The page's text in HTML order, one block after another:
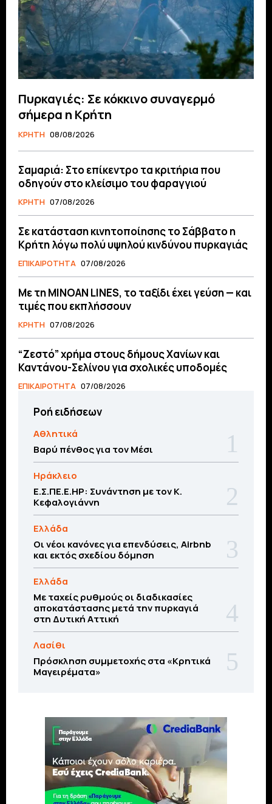
Πυρκαγιές: Σε κόκκινο συναγερμό
σήμερα η Κρήτη
ΚΡΗΤΗ 08/08/2026
Σαμαριά: Στο επίκεντρο τα κριτήρια που
οδηγούν στο κλείσιμο του φαραγγιού
ΚΡΗΤΗ 07/08/2026
Σε κατάσταση κινητοποίησης το Σάββατο η
Κρήτη λόγω πολύ υψηλού κινδύνου πυρκαγιάς
ΕΠΙΚΑΙΡΟΤΗΤΑ 07/08/2026
Με τη MINOAN LINES, το ταξίδι έχει γεύση — και
τιμές που εκπλήσσουν
ΚΡΗΤΗ 07/08/2026
“Ζεστό” χρήμα στους δήμους Χανίων και
Καντάνου-Σελίνου για σχολικές υποδομές
ΕΠΙΚΑΙΡΟΤΗΤΑ 07/08/2026
Ροή ειδήσεων
Αθλητικά
Βαρύ πένθος για τον Μέσι
Ηράκλειο
Ε.Σ.ΠΕ.Ε.ΗΡ: Συνάντηση με τον Κ.
Κεφαλογιάννη
Ελλάδα
Οι νέοι κανόνες για επενδύσεις, Airbnb
και εκτός σχεδίου δόμηση
Ελλάδα
Με ταχείς ρυθμούς οι διαδικασίες
αποκατάστασης μετά την πυρκαγιά
στη Δυτική Αττική
Λασίθι
Πρόσκληση συμμετοχής στα «Κρητικά
Μαγειρέματα»